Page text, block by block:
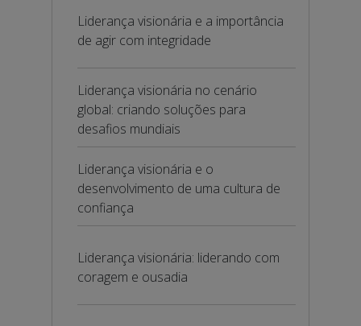
Liderança visionária e a importância
de agir com integridade
Liderança visionária no cenário
global: criando soluções para
desafios mundiais
Liderança visionária e o
desenvolvimento de uma cultura de
confiança
Liderança visionária: liderando com
coragem e ousadia